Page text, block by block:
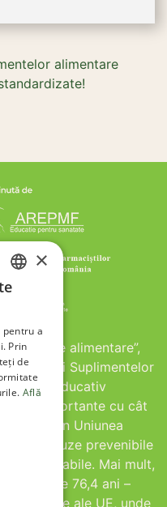
alimentare
alimentare”,
Industriei Suplimentelor
portalul educativ
mai importante cu cât
treilea în Uniunea
din cauze prevenibile
tratabile. Mai mult,
este de 76,4 ani –
membre ale UE, unde
ROMANIAN
×
pentru a
Prin
de
Află